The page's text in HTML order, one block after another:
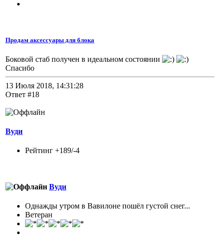
Продам аксессуары для блока
Боковой стаб получен в идеальном состоянии
Спасибо
13 Июля 2018, 14:31:28
Ответ #18
Вуди
Рейтинг +189/-4
Вуди
Однажды утром в Вавилоне пошёл густой снег...
Ветеран